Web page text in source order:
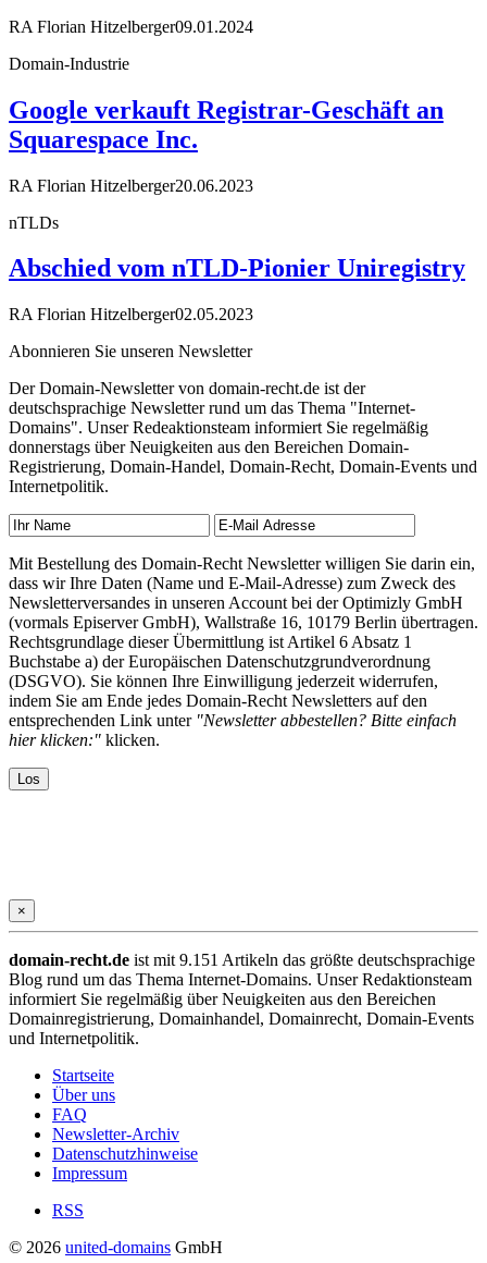
RA Florian Hitzelberger09.01.2024
Domain-Industrie
Google verkauft Registrar-Geschäft an
Squarespace Inc.
RA Florian Hitzelberger20.06.2023
nTLDs
Abschied vom nTLD-Pionier Uniregistry
RA Florian Hitzelberger02.05.2023
Abonnieren Sie unseren Newsletter
Der Domain-Newsletter von domain-recht.de ist der
deutschsprachige Newsletter rund um das Thema "Internet-
Domains". Unser Redeaktionsteam informiert Sie regelmäßig
donnerstags über Neuigkeiten aus den Bereichen Domain-
Registrierung, Domain-Handel, Domain-Recht, Domain-Events und
Internetpolitik.
Mit Bestellung des Domain-Recht Newsletter willigen Sie darin ein,
dass wir Ihre Daten (Name und E-Mail-Adresse) zum Zweck des
Newsletterversandes in unseren Account bei der Optimizly GmbH
(vormals Episerver GmbH), Wallstraße 16, 10179 Berlin übertragen.
Rechtsgrundlage dieser Übermittlung ist Artikel 6 Absatz 1
Buchstabe a) der Europäischen Datenschutzgrundverordnung
(DSGVO). Sie können Ihre Einwilligung jederzeit widerrufen,
indem Sie am Ende jedes Domain-Recht Newsletters auf den
entsprechenden Link unter "Newsletter abbestellen? Bitte einfach
hier klicken:" klicken.
×
domain-recht.de ist mit 9.151 Artikeln das größte deutschsprachige
Blog rund um das Thema Internet-Domains. Unser Redaktionsteam
informiert Sie regelmäßig über Neuigkeiten aus den Bereichen
Domainregistrierung, Domainhandel, Domainrecht, Domain-Events
und Internetpolitik.
Startseite
Über uns
FAQ
Newsletter-Archiv
Datenschutzhinweise
Impressum
RSS
© 2026 united-domains GmbH